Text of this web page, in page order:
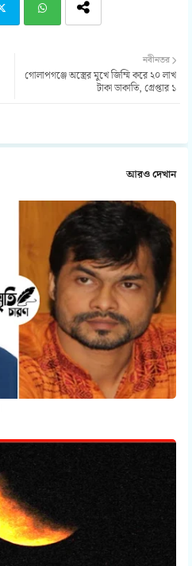
atsa
নবীনতর
গোলাপগঞ্জে অস্ত্রের মুখে জিম্মি করে ২০ লাখ
টাকা ডাকাতি, গ্রেপ্তার ১
আরও দেখান